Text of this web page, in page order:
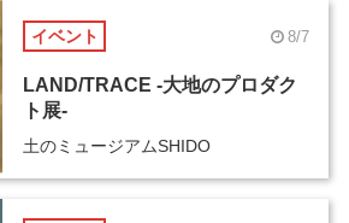
イベント 8/7
LAND/TRACE -大地のプロダク
ト展-
土のミュージアムSHIDO